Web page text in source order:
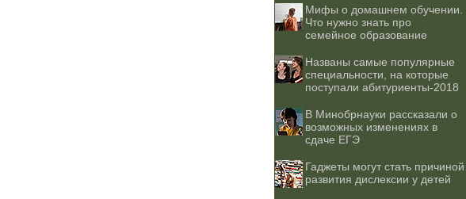
Мифы о домашнем обучении.
Что нужно знать про
семейное образование
Названы самые популярные
специальности, на которые
поступали абитуриенты-2018
В Минобрнауки рассказали о
возможных изменениях в
сдаче ЕГЭ
Гаджеты могут стать причиной
развития дислексии у детей